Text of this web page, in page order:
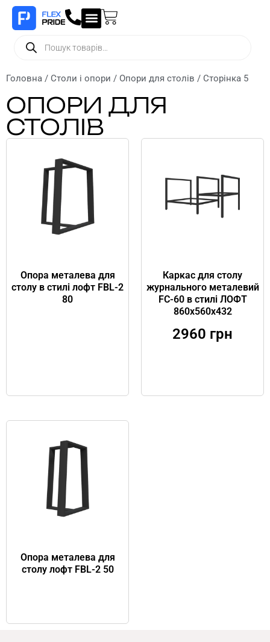
Головна / Столи і опори / Опори для столів / Сторінка 5
ОПОРИ ДЛЯ
СТОЛІВ
Опора металева для
столу в стилі лофт FBL-2
80
Каркас для столу
журнального металевий
FC-60 в стилі ЛОФТ
860х560х432
2960 грн
Опора металева для
столу лофт FBL-2 50